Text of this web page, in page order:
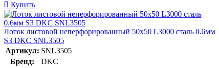
Купить
Лоток листовой неперфорированный 50х50 L3000 сталь 0.6мм
S3 DKC SNL3505
Артикул: SNL3505
Бренд:
DKC